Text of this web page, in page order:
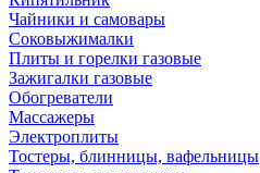
Чайники и самовары
Соковыжималки
Плиты и горелки газовые
Зажигалки газовые
Обогреватели
Массажеры
Электроплиты
Тостеры, блинницы, вафельницы